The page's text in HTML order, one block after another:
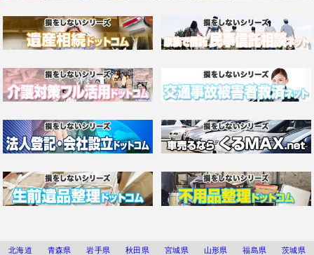
北海道 青森県 岩手県 秋田県 宮城県 山形県 福島県 茨城県